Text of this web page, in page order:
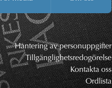
Hantering av personuppgifter
Tillgänglighetsredogörelse
Kontakta oss
Ordlista